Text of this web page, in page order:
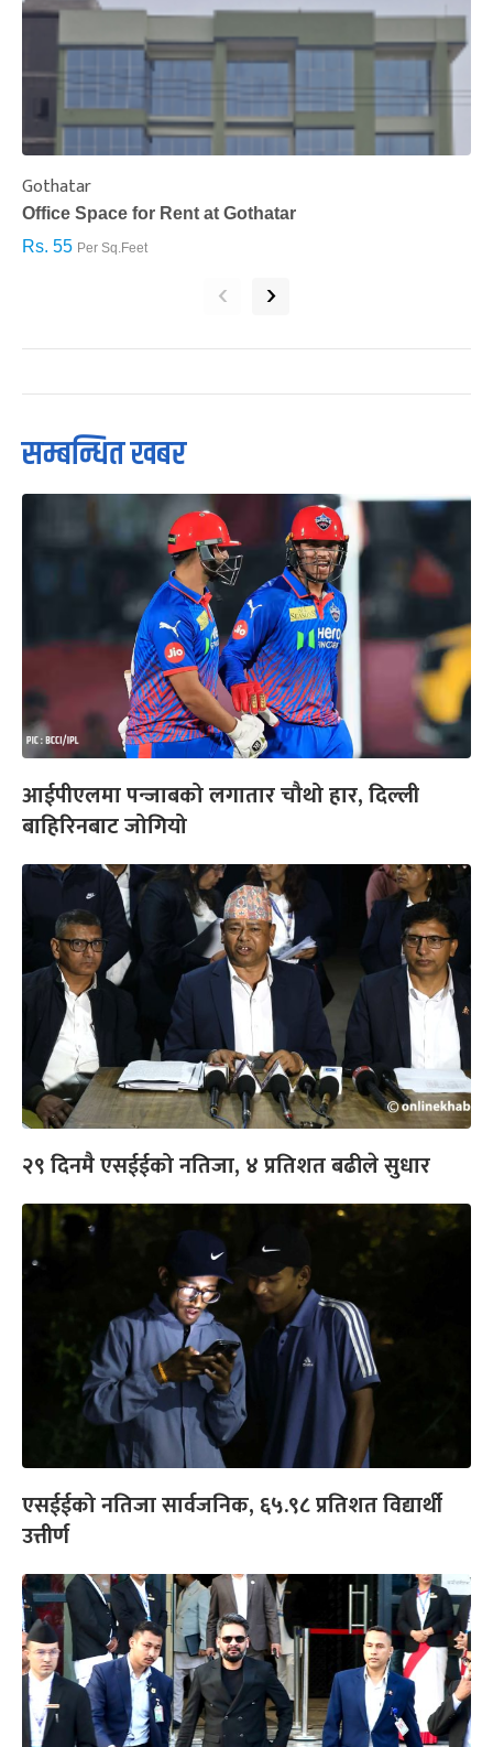
Gothatar
Office Space for Rent at Gothatar
Rs. 55 Per Sq.Feet
‹ ›
सम्बन्धित खबर
आईपीएलमा पन्जाबको लगातार चौथो हार, दिल्ली
बाहिरिनबाट जोगियो
२९ दिनमै एसईईको नतिजा, ४ प्रतिशत बढीले सुधार
एसईईको नतिजा सार्वजनिक, ६५.९८ प्रतिशत विद्यार्थी
उत्तीर्ण